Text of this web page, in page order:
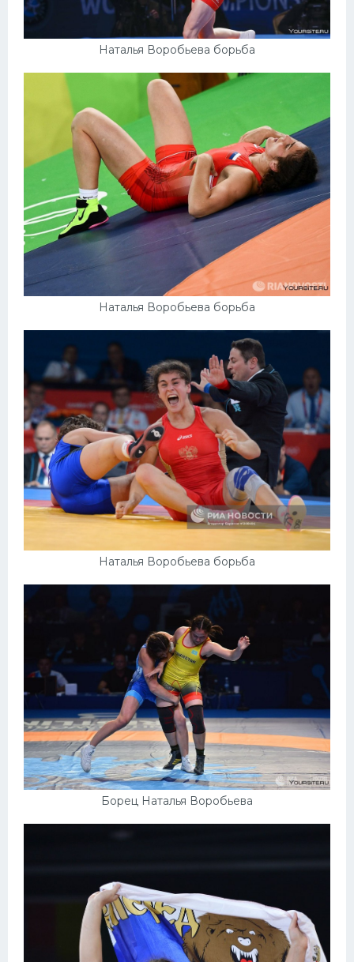
Наталья Воробьева борьба
Наталья Воробьева борьба
Наталья Воробьева борьба
Борец Наталья Воробьева